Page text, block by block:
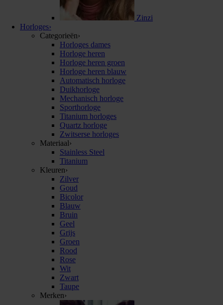
Zinzi
Horloges›
Categorieën›
Horloges dames
Horloge heren
Horloge heren groen
Horloge heren blauw
Automatisch horloge
Duikhorloge
Mechanisch horloge
Sporthorloge
Titanium horloges
Quartz horloge
Zwitserse horloges
Materiaal›
Stainless Steel
Titanium
Kleuren›
Zilver
Goud
Bicolor
Blauw
Bruin
Geel
Grijs
Groen
Rood
Rose
Wit
Zwart
Taupe
Merken›